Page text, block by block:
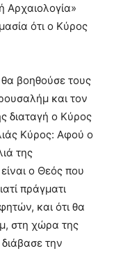
Αρχαιολογία»
ότι ο Κύρος
θα βοηθούσε τους
και τον
διαταγή ο Κύρος
Κύρος: Αφού ο
της
ο Θεός που
πράγματι
και ότι θα
στη χώρα της
την